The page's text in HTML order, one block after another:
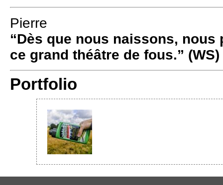
Pierre
“Dès que nous naissons, nous
ce grand théâtre de fous.” (WS)
Portfolio